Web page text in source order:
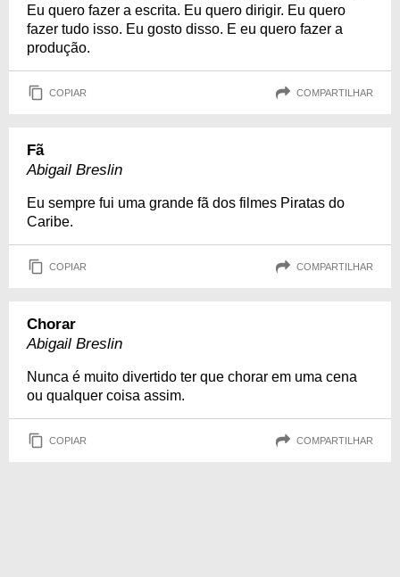
Eu quero fazer a escrita. Eu quero dirigir. Eu quero
fazer tudo isso. Eu gosto disso. E eu quero fazer a
produção.
COPIAR COMPARTILHAR
Fã
Abigail Breslin
Eu sempre fui uma grande fã dos filmes Piratas do
Caribe.
COPIAR COMPARTILHAR
Chorar
Abigail Breslin
Nunca é muito divertido ter que chorar em uma cena
ou qualquer coisa assim.
COPIAR COMPARTILHAR